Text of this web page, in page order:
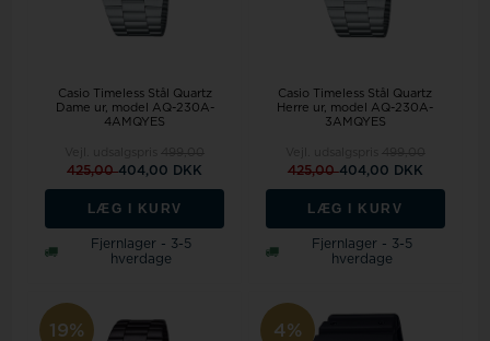
Casio Timeless Stål Quartz
Dame ur, model AQ-230A-
4AMQYES
425,00404,00 DKK
LÆG I KURV
Fjernlager - 3-5
hverdage
Casio Timeless Stål Quartz
Herre ur, model AQ-230A-
3AMQYES
425,00404,00 DKK
LÆG I KURV
Fjernlager - 3-5
hverdage
19% 4%